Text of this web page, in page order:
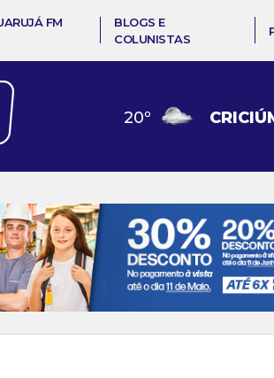
FM
BLOGS E
COLUNISTAS
20º